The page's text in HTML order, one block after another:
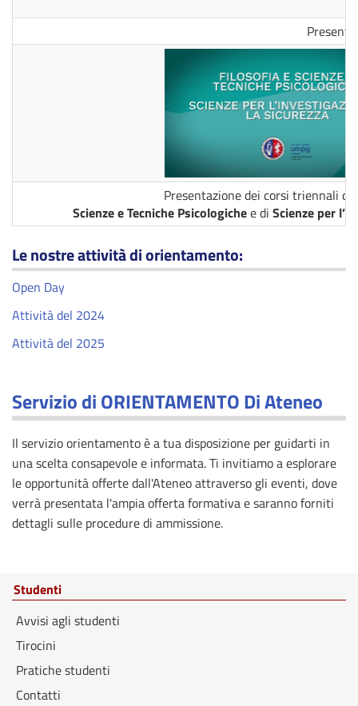
Presentazione dei corsi triennali di
Scienze e Tecniche Psicologichee di Scienze per
Le nostre attività di orientamento:
Open Day
Attività del 2024
Attività del 2025
Servizio di ORIENTAMENTO Di Ateneo
Il servizio orientamento è a tua disposizione per guidarti in
una scelta consapevole e informata. Ti invitiamo a esplorare
le opportunità offerte dall'Ateneo attraverso gli eventi, dove
verrà presentata l'ampia offerta formativa e saranno forniti
dettagli sulle procedure di ammissione.
Studenti
Avvisi agli studenti
Tirocini
Pratiche studenti
Contatti